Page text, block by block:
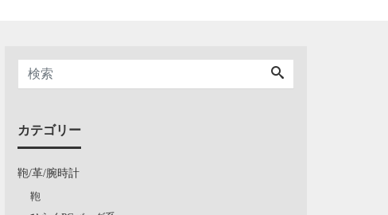
カテゴリー
鞄/革/腕時計
鞄